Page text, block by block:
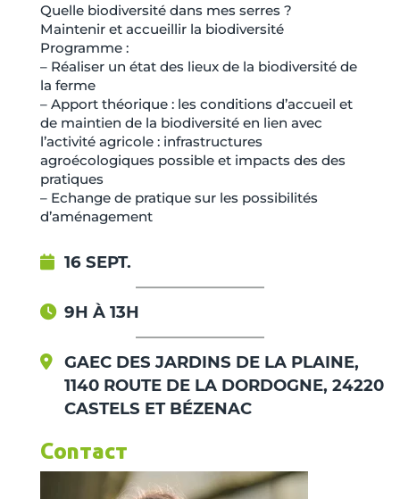
Quelle biodiversité dans mes serres ?
Maintenir et accueillir la biodiversité
Programme :
– Réaliser un état des lieux de la biodiversité de
la ferme
– Apport théorique : les conditions d’accueil et
de maintien de la biodiversité en lien avec
l’activité agricole : infrastructures
agroécologiques possible et impacts des des
pratiques
– Echange de pratique sur les possibilités
d’aménagement
16 SEPT.
9H À 13H
GAEC DES JARDINS DE LA PLAINE,
1140 ROUTE DE LA DORDOGNE, 24220
CASTELS ET BÉZENAC
Contact